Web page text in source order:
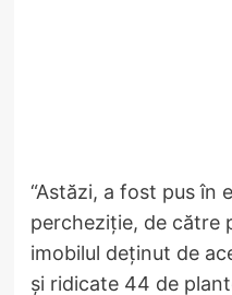
“Astăzi, a fost pus în
percheziție, de către
imobilul deținut de
și ridicate 44 de